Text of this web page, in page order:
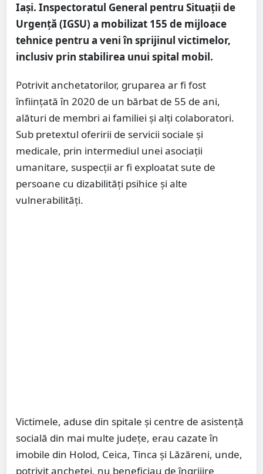
Iași. Inspectoratul General pentru Situații de
Urgență (IGSU) a mobilizat 155 de mijloace
tehnice pentru a veni în sprijinul victimelor,
inclusiv prin stabilirea unui spital mobil.
Potrivit anchetatorilor, gruparea ar fi fost
înființată în 2020 de un bărbat de 55 de ani,
alături de membri ai familiei și alți colaboratori.
Sub pretextul oferirii de servicii sociale și
medicale, prin intermediul unei asociații
umanitare, suspecții ar fi exploatat sute de
persoane cu dizabilități psihice și alte
vulnerabilități.
Victimele, aduse din spitale și centre de asistență
socială din mai multe județe, erau cazate în
imobile din Holod, Ceica, Tinca și Lăzăreni, unde,
potrivit anchetei, nu beneficiau de îngrijire